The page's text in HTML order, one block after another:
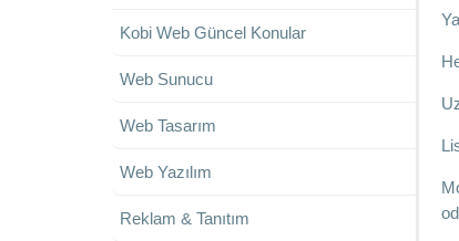
Kobi Web Güncel Konular
Web Sunucu
Web Tasarım
Web Yazılım
Reklam & Tanıtım